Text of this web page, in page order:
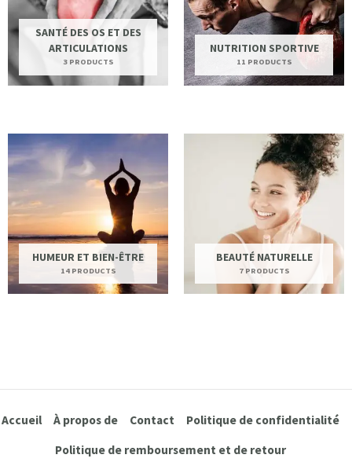
SANTÉ DES OS ET DES
ARTICULATIONS
3 PRODUCTS
NUTRITION SPORTIVE
11 PRODUCTS
HUMEUR ET BIEN-ÊTRE
14 PRODUCTS
BEAUTÉ NATURELLE
7 PRODUCTS
Accueil À propos de Contact
Politique de confidentialité
Politique de remboursement et de retour